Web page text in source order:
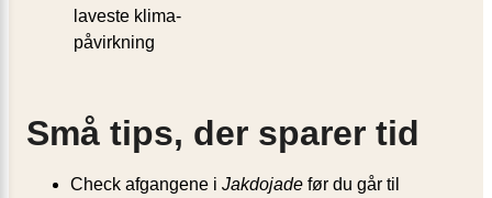
laveste klima-
påvirkning
Små tips, der sparer tid
Check afgangene i Jakdojade før du går til